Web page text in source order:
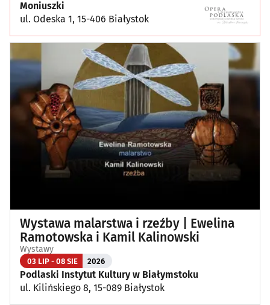
Moniuszki
ul. Odeska 1, 15-406 Białystok
Wystawa malarstwa i rzeźby | Ewelina
Ramotowska i Kamil Kalinowski
Wystawy
03 LIP - 08 SIE 2026
Podlaski Instytut Kultury w Białymstoku
ul. Kilińskiego 8, 15-089 Białystok